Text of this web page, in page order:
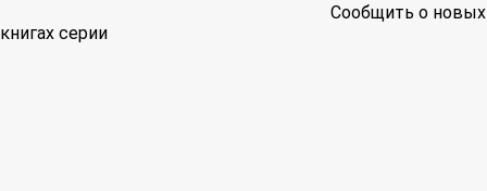
Сообщить о новых
книгах серии